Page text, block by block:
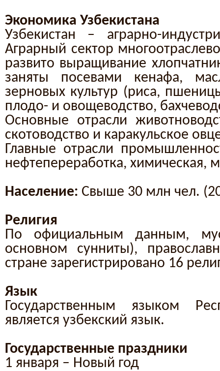
Экономика Узбекистана
Узбекистан – аграрно-
Аграрный сектор
развито выращивание
заняты посевами кенафа,
зерновых культур (риса,
плодо- и овощеводство,
Основные отрасли
скотоводство и каракульское
Главные отрасли
нефтепереработка, химическая,
Население: Свыше 30 млн чел.
Религия
По официальным данным,
основном сунниты),
стране зарегистрировано 16
Язык
Государственным языком
является узбекский язык.
Государственные праздники
1 января – Новый год